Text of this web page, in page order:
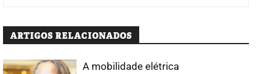
ARTIGOS RELACIONADOS
A mobilidade elétrica